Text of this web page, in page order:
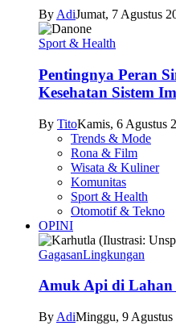
By AdiJumat, 7 Agustus
Sport & Health
Pentingnya Peran
Kesehatan Sistem
By TitoKamis, 6 Agustus
Trends & Mode
Rona & Film
Wisata & Kuliner
Komunitas
Sport & Health
Otomotif & Tekno
OPINI
GagasanLingkungan
Amuk Api di Lahan
By AdiMinggu, 9 Agustus